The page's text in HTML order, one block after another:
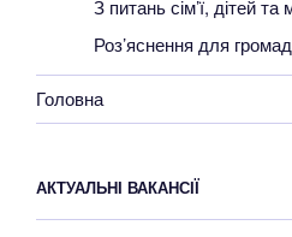
З питань сім’ї, дітей та
Роз’яснення для
Головна
АКТУАЛЬНІ ВАКАНСІЇ